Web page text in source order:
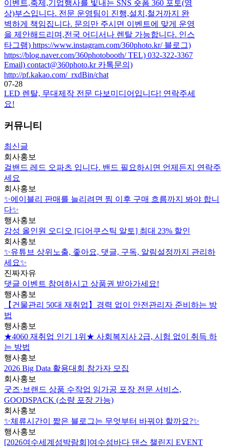
이벤트,축제,기업행사를 빛내는 SNS 숏폼 360 포토(영
상)부스입니다. 전문 운영팀이 진행,설치,철거까지 완
벽하게 책임집니다. 문의만 주시면 이벤트에 맞게 운영
을 제안해드리며,전국 어디서나 렌탈 가능합니다. 인스
타그램) https://www.instagram.com/360photo.kr/ 블로그)
https://blog.naver.com/360photobooth/ TEL) 032-322-3367
Email) contact@360photo.kr 카톡문의)
http://pf.kakao.com/_rxdBin/chat
07-28
LED 렌탈, 무대제작 전문 다보미디어입니다! 연락주세
요!
커뮤니티
최신글
회사홍보
걸밴드 레드 오파츠 입니다. 밴드 필요하시면 언제든지 연락주
세요
회사홍보
✨에이블리 판매를 늘리려면 찜 이후 구매 흐름까지 봐야 합니
다✨
행사홍보
감성 올인원 오디오 [디어쿠스틱 알토] 최대 23% 할인
회사홍보
✨유튜브 상위노출, 좋아요, 댓글, 구독, 알림설정까지 관리하
세요✨
진짜자유
댓글 이벤트 참여하시고 상품권 받아가세요!
행사홍보
【건물관리 50대 재취업】경력 없이 안전관리자 준비하는 방
법
행사홍보
★4060 재취업 인기 1위★ 사회복지사 2급, 시험 없이 취득 하
는 방법
행사홍보
2026 Big Data 활용대회 참가자 모집
회사홍보
굿즈·브랜드 상품 수작업 임가공 포장 전문 서비스,
GOODSPACK (소량 포장 가능)
회사홍보
✨체류시간이 짧은 블로그는 무엇부터 바꿔야 할까요?✨
행사홍보
[2026여수세계섬박람회]여수섬바다 댄스 챌린지 EVENT